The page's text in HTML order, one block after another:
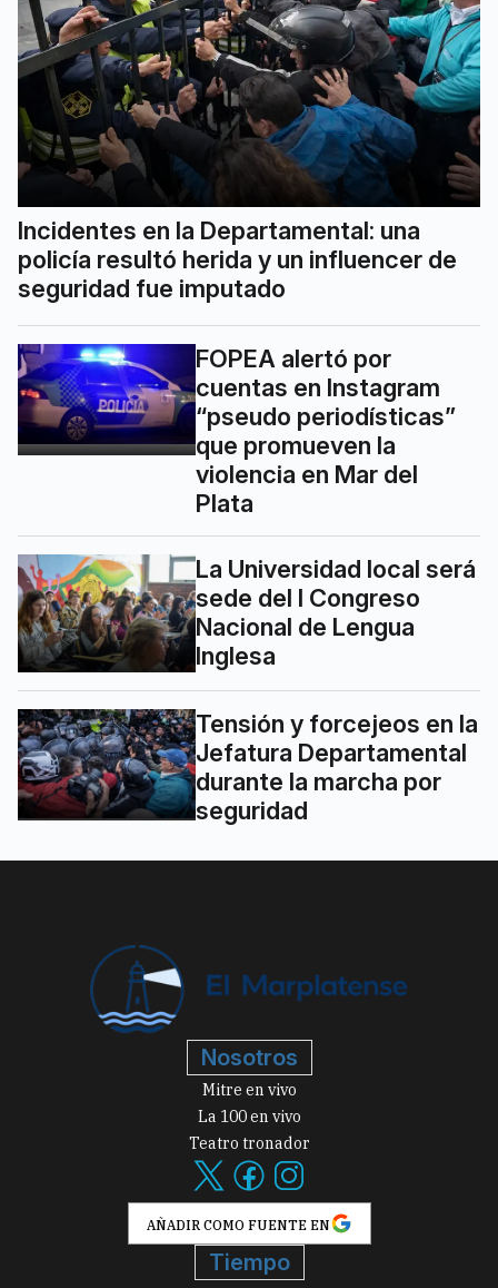
Incidentes en la Departamental: una
policía resultó herida y un influencer de
seguridad fue imputado
FOPEA alertó por
cuentas en Instagram
“pseudo periodísticas”
que promueven la
violencia en Mar del
Plata
La Universidad local será
sede del I Congreso
Nacional de Lengua
Inglesa
Tensión y forcejeos en la
Jefatura Departamental
durante la marcha por
seguridad
Nosotros
Mitre en vivo
La 100 en vivo
Teatro tronador
AÑADIR COMO FUENTE EN
Tiempo